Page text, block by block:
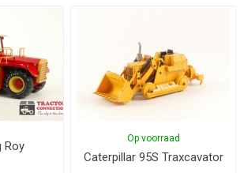
Roy
Op voorraad
Caterpillar 95S Traxcavator